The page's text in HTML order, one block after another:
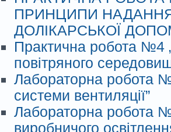
ПРИНЦИПИ
ДОЛІКАРСЬКОЇ
Практична робота №4
повітряного
Лабораторна робота №
системи вентиляції”
Лабораторна робота
виробничого